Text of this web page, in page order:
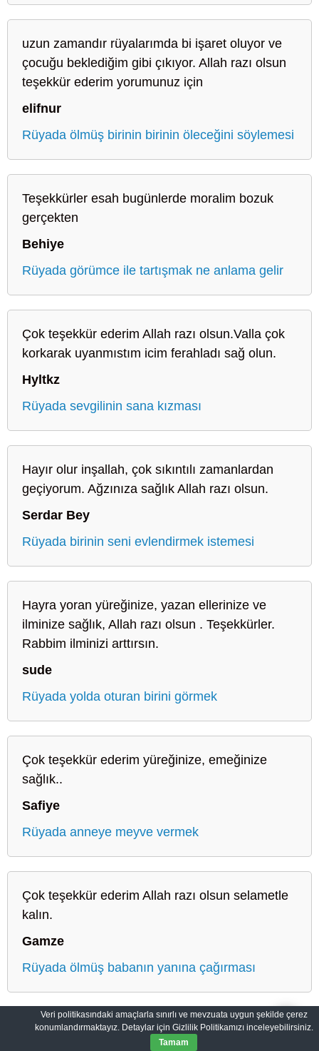
uzun zamandır rüyalarımda bi işaret oluyor ve
çocuğu beklediğim gibi çıkıyor. Allah razı olsun
teşekkür ederim yorumunuz için
elifnur
Rüyada ölmüş birinin birinin öleceğini söylemesi
Teşekkürler esah bugünlerde moralim bozuk
gerçekten
Behiye
Rüyada görümce ile tartışmak ne anlama gelir
Çok teşekkür ederim Allah razı olsun.Valla çok
korkarak uyanmıstım icim ferahladı sağ olun.
Hyltkz
Rüyada sevgilinin sana kızması
Hayır olur inşallah, çok sıkıntılı zamanlardan
geçiyorum. Ağzınıza sağlık Allah razı olsun.
Serdar Bey
Rüyada birinin seni evlendirmek istemesi
Hayra yoran yüreğinize, yazan ellerinize ve
ilminize sağlık, Allah razı olsun . Teşekkürler.
Rabbim ilminizi arttırsın.
sude
Rüyada yolda oturan birini görmek
Çok teşekkür ederim yüreğinize, emeğinize
sağlık..
Safiye
Rüyada anneye meyve vermek
Çok teşekkür ederim Allah razı olsun selametle
kalın.
Gamze
Rüyada ölmüş babanın yanına çağırması
Sahih Rüyalar: Rüyaların Dilini Öğrenin Gizlilik Politikası
SahihRuyalar.com|Tüm Hakları Saklıdır.
Veri politikasındaki amaçlarla sınırlı ve mevzuata uygun şekilde çerez
konumlandırmaktayız. Detaylar için Gizlilik Politikamızı inceleyebilirsiniz.
Tamam